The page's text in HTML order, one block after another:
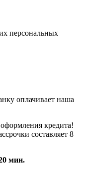
персональных
оплачивает наша
кредита!
составляет 8
мин.